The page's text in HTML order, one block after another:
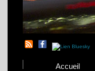
Accueil